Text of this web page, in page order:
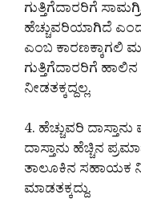
ಗುತ್ತಿಗೆದಾರರಿಗೆ
ಹೆಚ್ಚುವರಿಯಾಗಿದೆ
ಎಂಬ ಕಾರಣಕ್ಕಾಗಲಿ
ಗುತ್ತಿಗೆದಾರರಿಗೆ
ನೀಡತಕ್ಕದ್ದಲ್ಲ.
4. ಹೆಚ್ಚುವರಿ
ದಾಸ್ತಾನು ಹೆಚ್ಚಿನ
ತಾಲೂಕಿನ ಸಹಾಯಕ
ಮಾಡತಕ್ಕದ್ದು.